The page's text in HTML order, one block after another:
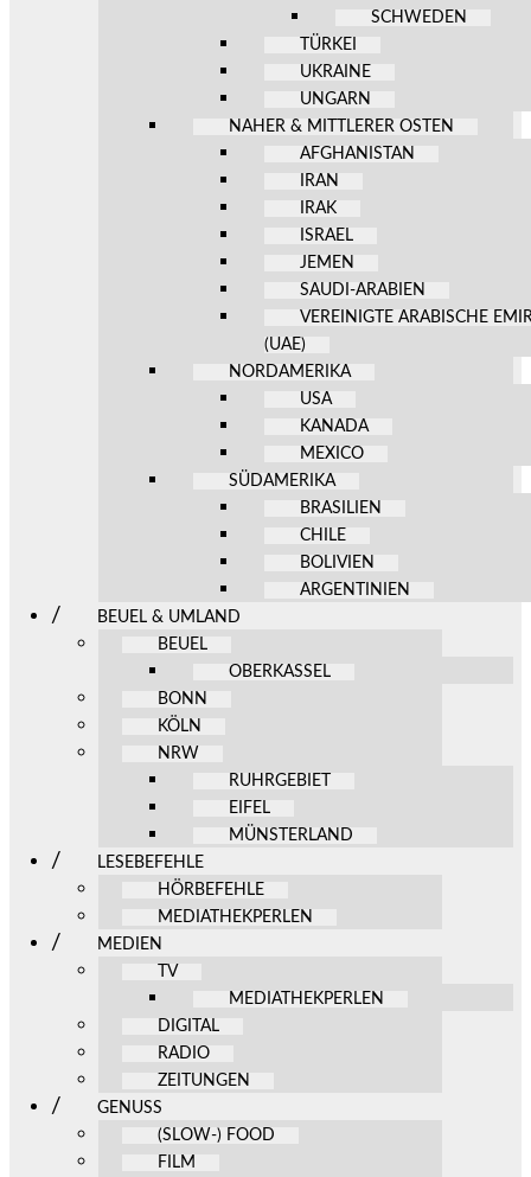
SCHWEDEN
TÜRKEI
UKRAINE
UNGARN
NAHER & MITTLERER OSTEN
AFGHANISTAN
IRAN
IRAK
ISRAEL
JEMEN
SAUDI-ARABIEN
VEREINIGTE ARABISCHE
(UAE)
NORDAMERIKA
USA
KANADA
MEXICO
SÜDAMERIKA
BRASILIEN
CHILE
BOLIVIEN
ARGENTINIEN
BEUEL & UMLAND
BEUEL
OBERKASSEL
BONN
KÖLN
NRW
RUHRGEBIET
EIFEL
MÜNSTERLAND
LESEBEFEHLE
HÖRBEFEHLE
MEDIATHEKPERLEN
MEDIEN
TV
MEDIATHEKPERLEN
DIGITAL
RADIO
ZEITUNGEN
GENUSS
(SLOW-) FOOD
FILM